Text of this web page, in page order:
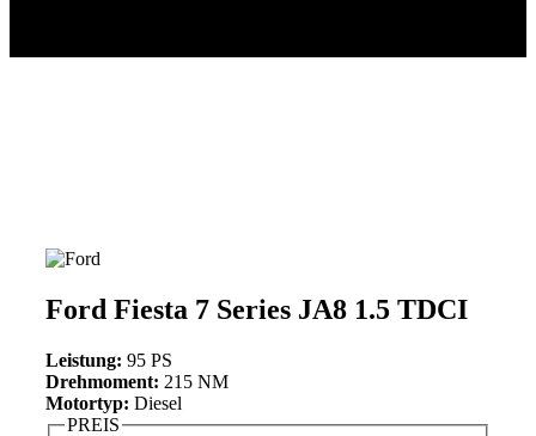
Ford Fiesta 7 Series JA8 1.5 TDCI
Leistung: 95 PS
Drehmoment: 215 NM
Motortyp: Diesel
PREIS